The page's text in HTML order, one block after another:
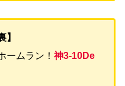
】
ームラン！神3-10De